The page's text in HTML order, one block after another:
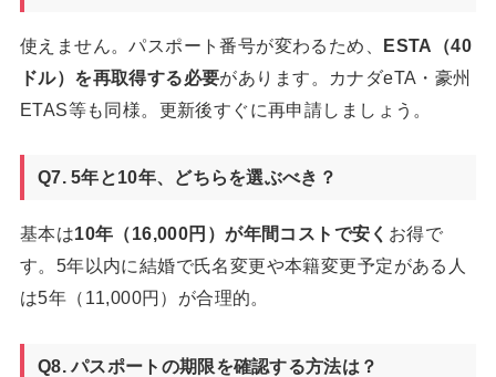
使えません。パスポート番号が変わるため、 ESTA（40
ドル）を再取得する必要があります。カナダeTA・豪州
ETAS等も同様。更新後すぐに再申請しましょう。
Q7. 5年と10年、どちらを選ぶべき？
基本は10年（16,000円）が年間コストで安く お得で
す。5年以内に結婚で氏名変更や本籍変更予定がある人
は5年（11,000円）が合理的。
Q8. パスポートの期限を確認する方法は？